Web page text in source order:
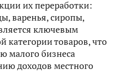
их переработки:
варенья, сиропы,
ключевым
категории товаров, что
малого бизнеса
доходов местного